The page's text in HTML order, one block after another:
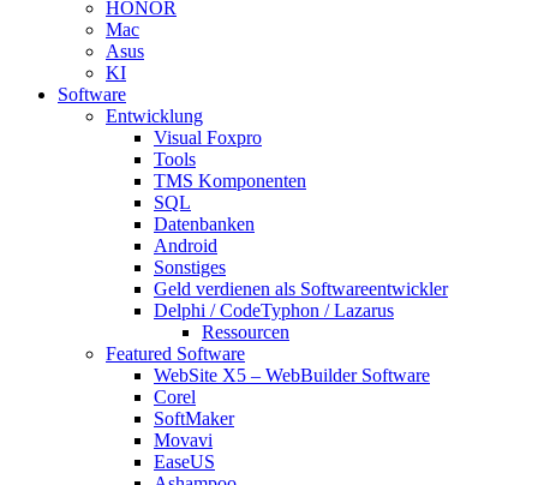
HONOR
Mac
Asus
KI
Software
Entwicklung
Visual Foxpro
Tools
TMS Komponenten
SQL
Datenbanken
Android
Sonstiges
Geld verdienen als Softwareentwickler
Delphi / CodeTyphon / Lazarus
Ressourcen
Featured Software
WebSite X5 – WebBuilder Software
Corel
SoftMaker
Movavi
EaseUS